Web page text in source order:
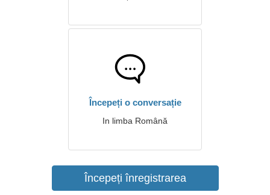
Începeți o conversație
In limba Română
Începeți înregistrarea